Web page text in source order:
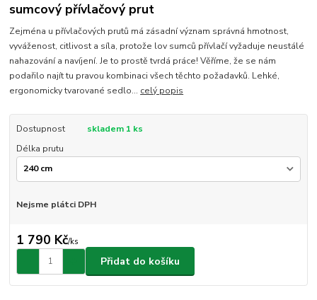
sumcový přívlačový prut
Zejména u přívlačových prutů má zásadní význam správná hmotnost,
vyváženost, citlivost a síla, protože lov sumců přívlačí vyžaduje neustálé
nahazování a navíjení. Je to prostě tvrdá práce! Věříme, že se nám
podařilo najít tu pravou kombinaci všech těchto požadavků. Lehké,
ergonomicky tvarované sedlo... celý popis
Dostupnost
skladem 1 ks
Délka prutu
Nejsme plátci DPH
1 790 Kč/ks
Přidat do košíku